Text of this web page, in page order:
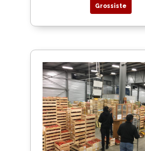
Grossiste